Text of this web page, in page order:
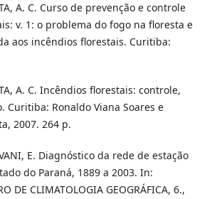
A. C. Curso de prevenção e controle
v. 1: o problema do fogo na floresta e
aos incêndios florestais. Curitiba:
A. C. Incêndios florestais: controle,
Curitiba: Ronaldo Viana Soares e
2007. 264 p.
E. Diagnóstico da rede de estação
do Paraná, 1889 a 2003. In:
DE CLIMATOLOGIA GEOGRÁFICA, 6.,